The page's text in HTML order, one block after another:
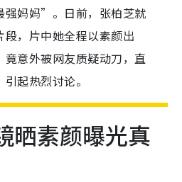
妈妈”。日前，张柏芝就
，片中她全程以素颜出
意外被网友质疑动刀，直
起热烈讨论。
晒素颜曝光真